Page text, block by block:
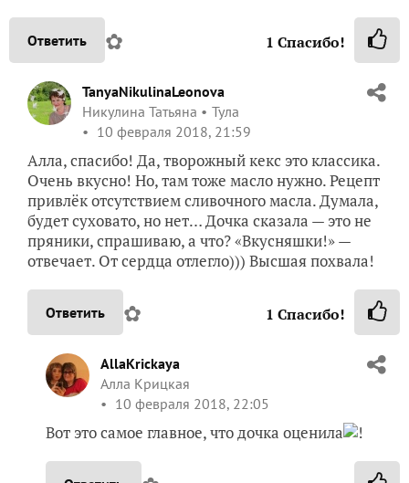
Ответить ✿ 1 Спасибо!
TanyaNikulinaLeonova
Никулина Татьяна
Тула
10 февраля 2018, 21:59
Алла, спасибо! Да, творожный кекс это классика.
Очень вкусно! Но, там тоже масло нужно. Рецепт
привлёк отсутствием сливочного масла. Думала,
будет суховато, но нет… Дочка сказала — это не
пряники, спрашиваю, а что? «Вкусняшки!» —
отвечает. От сердца отлегло))) Высшая похвала!
Ответить ✿ 1 Спасибо!
AllaKrickaya
Алла Крицкая
10 февраля 2018, 22:05
Вот это самое главное, что дочка оценила !